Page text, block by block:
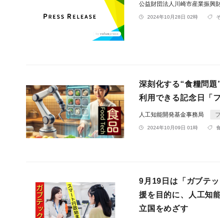
公益財団法人川崎市産業振興
2024年10月28日 02時
深刻化する“食糧問
利用できる記念日「
人工知能開発基金事務局
2024年10月09日 01時
9月19日は「ガブテ
援を目的に、人工知
立国をめざす